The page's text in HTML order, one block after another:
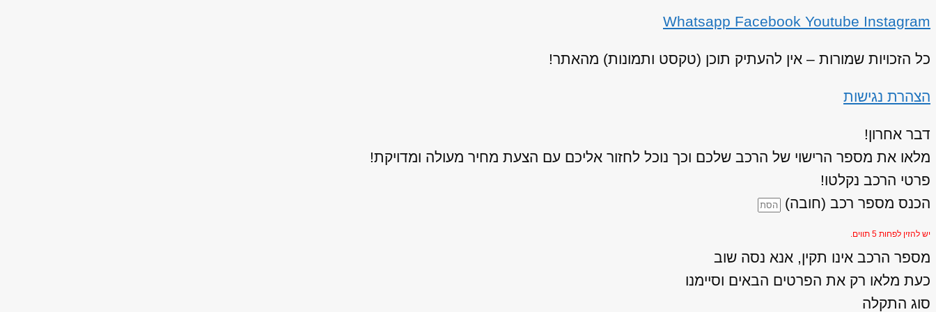
Whatsapp Facebook Youtube Instagram
כל הזכויות שמורות – אין להעתיק תוכן (טקסט ותמונות) מהאתר!
הצהרת נגישות
דבר אחרון!
מלאו את מספר הרישוי של הרכב שלכם וכך נוכל לחזור אליכם עם הצעת מחיר מעולה ומדויקת!
פרטי הרכב נקלטו!
הכנס מספר רכב (חובה)
יש להזין לפחות 5 תווים.
מספר הרכב אינו תקין, אנא נסה שוב
כעת מלאו רק את הפרטים הבאים וסיימנו
סוג התקלה